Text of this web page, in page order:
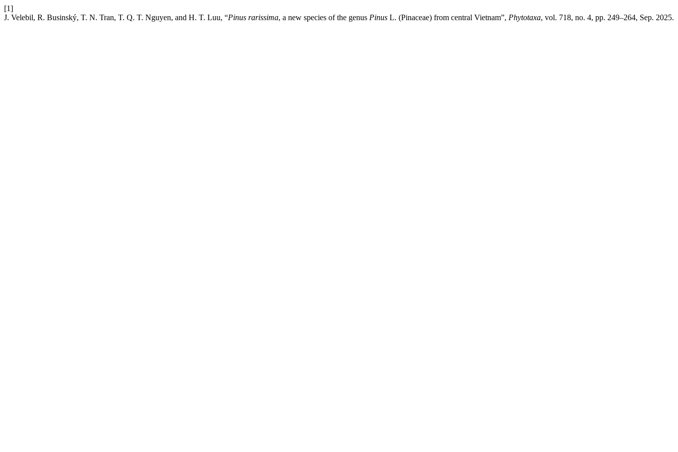
[1]
J. Velebil, R. Businský, T. N. Tran, T. Q. T. Nguyen, and H. T. Luu, “Pinus rarissima, a new species of the genus Pinus L. (Pinaceae) from central Vietnam”, Phytotaxa, vol. 718, no. 4, pp. 249–264, Sep. 2025.